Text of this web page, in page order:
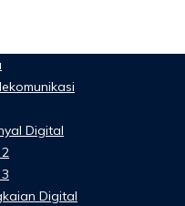
Digital
Digital